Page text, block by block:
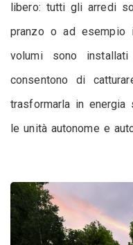
libero: tutti gli arredi
pranzo o ad esempio
volumi sono
consentono di
trasformarla in energia
le unità autonome e